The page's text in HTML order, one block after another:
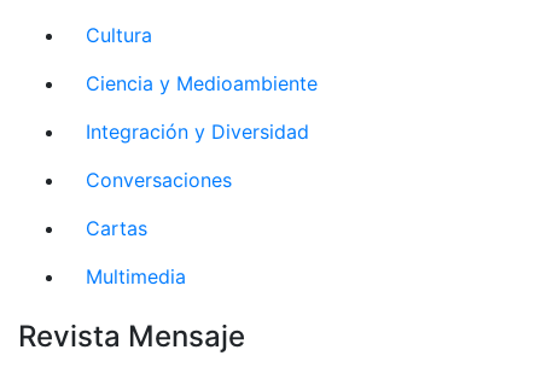
Cultura
Ciencia y Medioambiente
Integración y Diversidad
Conversaciones
Cartas
Multimedia
Revista Mensaje